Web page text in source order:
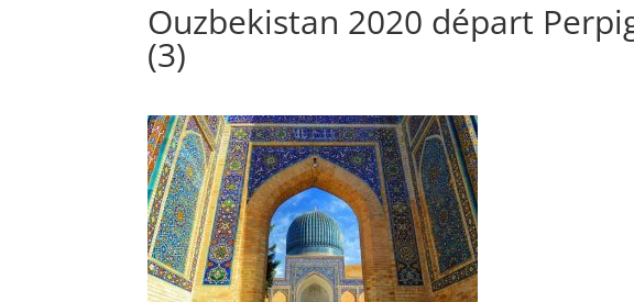
Ouzbekistan 2020 départ
(3)